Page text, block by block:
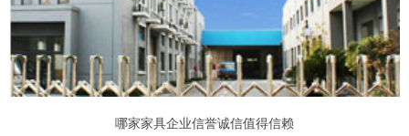
哪家家具企业信誉诚信值得信赖